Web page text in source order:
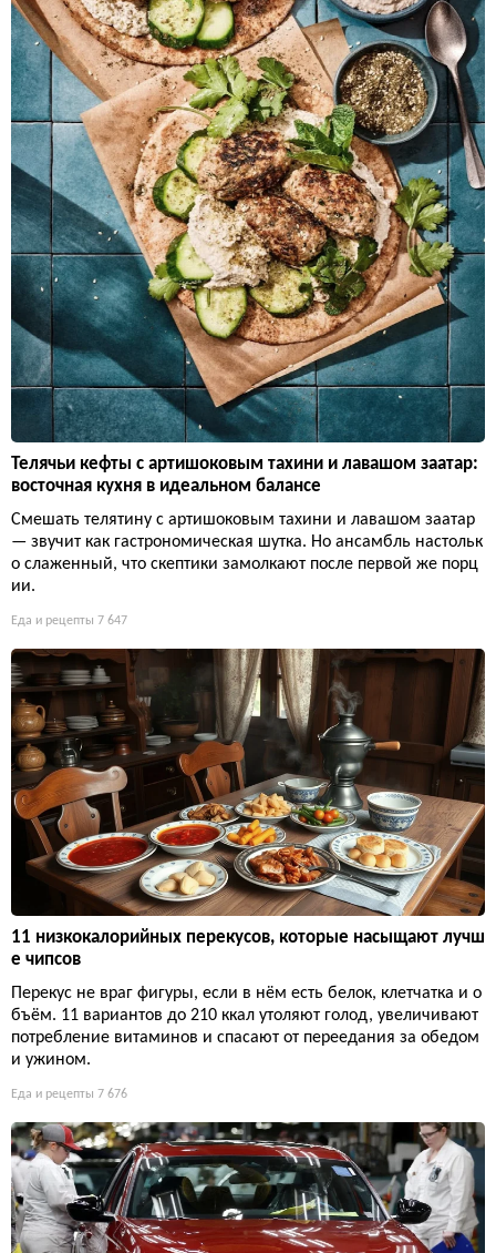
Телячьи кефты с артишоковым тахини и лавашом заатар:
восточная кухня в идеальном балансе
Смешать телятину с артишоковым тахини и лавашом заатар
— звучит как гастрономическая шутка. Но ансамбль настольк
о слаженный, что скептики замолкают после первой же порц
ии.
Еда и рецепты 7 647
11 низкокалорийных перекусов, которые насыщают лучш
е чипсов
Перекус не враг фигуры, если в нём есть белок, клетчатка и о
бъём. 11 вариантов до 210 ккал утоляют голод, увеличивают
потребление витаминов и спасают от переедания за обедом
и ужином.
Еда и рецепты 7 676